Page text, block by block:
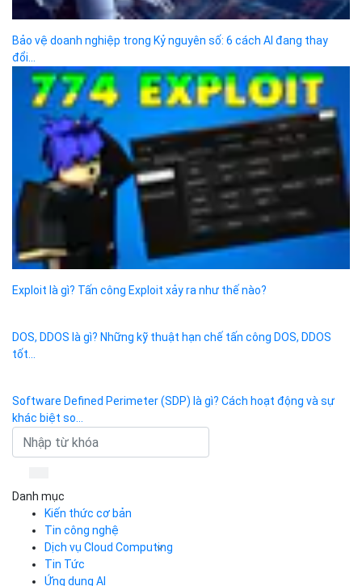
Bảo vệ doanh nghiệp trong Kỷ nguyên số: 6 cách AI đang thay
đổi...
Exploit là gì? Tấn công Exploit xảy ra như thế nào?
DOS, DDOS là gì? Những kỹ thuật hạn chế tấn công DOS, DDOS
tốt...
Software Defined Perimeter (SDP) là gì? Cách hoạt động và sự
khác biệt so...
Danh mục
Kiến thức cơ bản
Tin công nghệ
Dịch vụ Cloud Computing
Cloud Server
CDN
Tin Tức
Ứng dụng AI